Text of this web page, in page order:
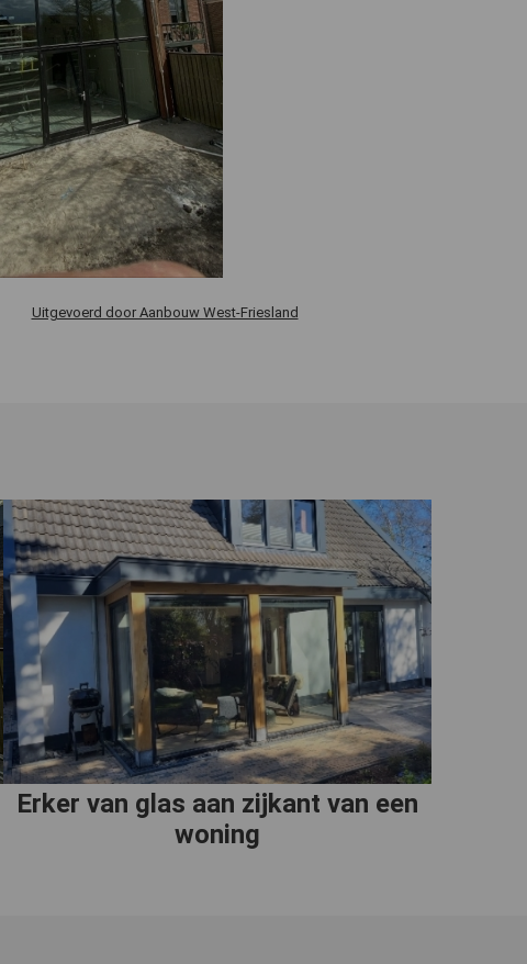
Uitgevoerd door Aanbouw West-Friesland
Erker van glas aan zijkant van een
woning